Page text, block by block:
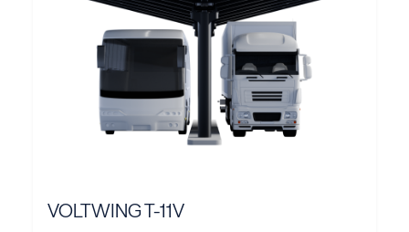
VOLTWING T-11V